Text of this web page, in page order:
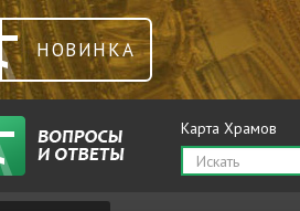
НОВИНКА
Карта Храмов